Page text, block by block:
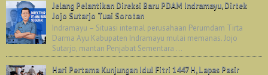
Jelang Pelantikan Direksi Baru PDAM Indramayu, Dirtek
Jojo Sutarjo Tuai Sorotan
Indramayu – Situasi internal perusahaan Perumdam Tirta
Darma Ayu Kabupaten Indramayu mulai memanas. Jojo
Sutarjo, mantan Penjabat Sementara ...
Hari Pertama Kunjungan Idul Fitri 1447 H, Lapas Pasir